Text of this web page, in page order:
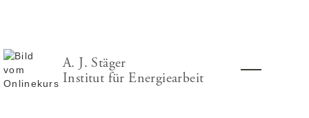
A. J. Stäger
Institut für Energiearbeit